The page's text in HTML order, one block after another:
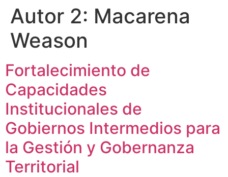
Autor 2: Macarena
Weason
Fortalecimiento de
Capacidades
Institucionales de
Gobiernos Intermedios para
la Gestión y Gobernanza
Territorial